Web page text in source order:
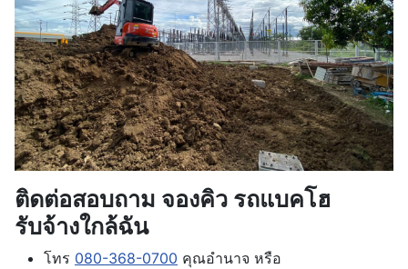
ติดต่อสอบถาม จองคิว รถแบคโฮ
รับจ้างใกล้ฉัน
โทร 080-368-0700 คุณอำนาจ หรือ